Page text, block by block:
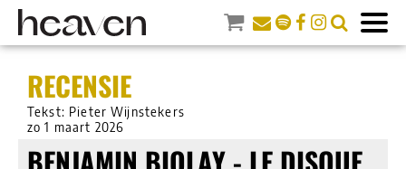
RECENSIE
Tekst: Pieter Wijnstekers
zo 1 maart 2026
BENJAMIN BIOLAY - LE DISQUE